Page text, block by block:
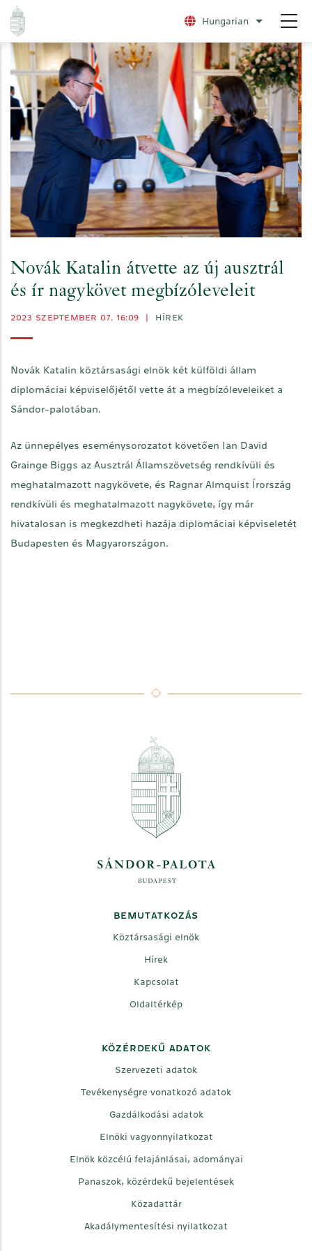
Ugrás
tartalomra
Hungarian További
Novák Katalin átvette az új ausztrál
és ír nagykövet megbízóleveleit
2023 SZEPTEMBER 07. 16:09 HÍREK
Novák Katalin köztársasági elnök két külföldi állam
diplomáciai képviselőjétől vette át a megbízóleveleiket a
Sándor-palotában.
Az ünnepélyes eseménysorozatot követően Ian David
Grainge Biggs az Ausztrál Államszövetség rendkívüli és
meghatalmazott nagykövete, és Ragnar Almquist Írország
rendkívüli és meghatalmazott nagykövete, így már
hivatalosan is megkezdheti hazája diplomáciai képviseletét
Budapesten és Magyarországon.
BEMUTATKOZÁS
Köztársasági elnök
Hírek
Kapcsolat
Oldaltérkép
KÖZÉRDEKŰ ADATOK
Szervezeti adatok
Tevékenységre vonatkozó adatok
Gazdálkodási adatok
Elnöki vagyonnyilatkozat
Elnök közcélú felajánlásai, adományai
Panaszok, közérdekű bejelentések
Közadattár
Akadálymentesítési nyilatkozat